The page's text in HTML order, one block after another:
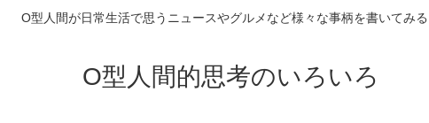
O型人間が日常生活で思うニュースやグルメなど様々な事柄を書いてみ
O型人間的思考のいろいろ